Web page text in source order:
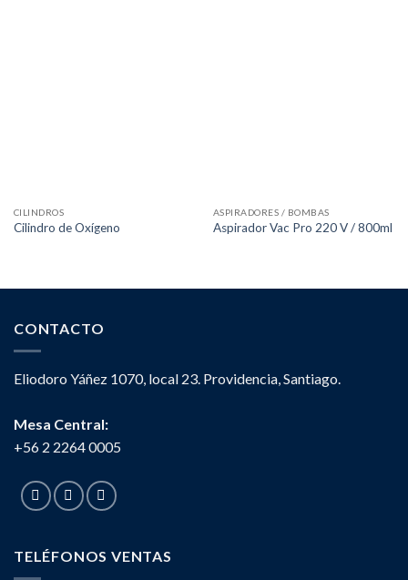
CILINDROS
Cilindro de Oxígeno
ASPIRADORES / BOMBAS
Aspirador Vac Pro 220 V / 800ml
CONTACTO
Eliodoro Yáñez 1070, local 23. Providencia, Santiago.
Mesa Central:
+56 2 2264 0005
TELÉFONOS VENTAS